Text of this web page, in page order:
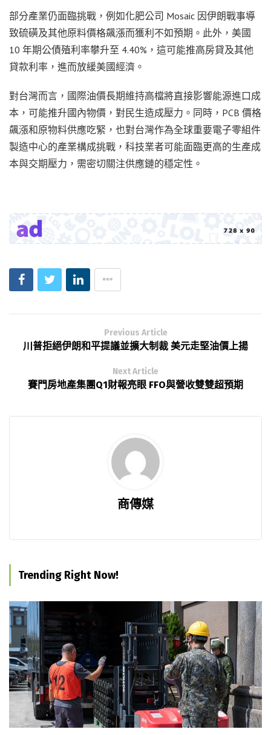
部分產業仍面臨挑戰，例如化肥公司 Mosaic 因伊朗戰事導
致硫磺及其他原料價格飆漲而獲利不如預期。此外，美國
10 年期公債殖利率攀升至 4.40%，這可能推高房貸及其他
貸款利率，進而放緩美國經濟。
對台灣而言，國際油價長期維持高檔將直接影響能源進口成
本，可能推升國內物價，對民生造成壓力。同時，PCB 價格
飆漲和原物料供應吃緊，也對台灣作為全球重要電子零組件
製造中心的產業構成挑戰，科技業者可能面臨更高的生產成
本與交期壓力，需密切關注供應鏈的穩定性。
Previous Article
川普拒絕伊朗和平提議並擴大制裁 美元走堅油價上揚
Next Article
賽門房地產集團Q1財報亮眼 FFO與營收雙雙超預期
商傳媒
Trending Right Now!